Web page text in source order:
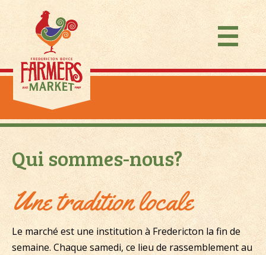
VENDEURS
FAQ des marchands
Processus
QUI SOMMES-NOUS?
JOINDRE
Qui sommes-nous?
Une tradition locale
Le marché est une institution à Fredericton la fin de
semaine. Chaque samedi, ce lieu de rassemblement au